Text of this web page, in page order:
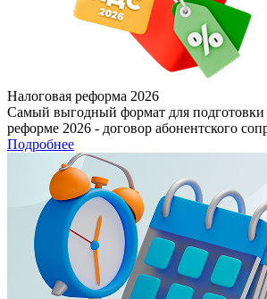
Налоговая реформа 2026
Самый выгодный формат для подготовки
реформе 2026 - договор абонентского
Подробнее